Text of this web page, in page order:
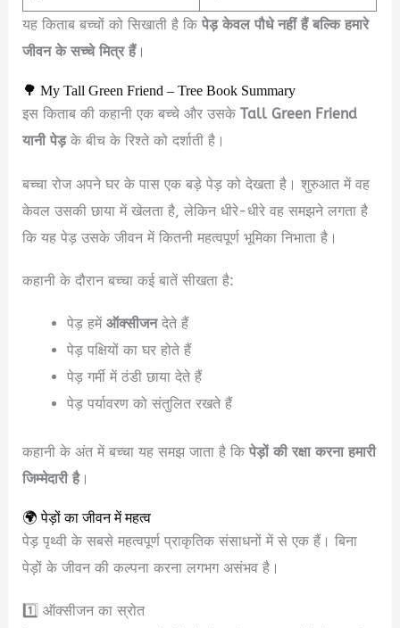
यह किताब बच्चों को सिखाती है किपेड़ केवल पौधे नहीं हैं बल्कि हमारे
जीवन के सच्चे मित्र हैं।
🌳 My Tall Green Friend – Tree Book Summary
इस किताब की कहानी एक बच्चे और उसकेTall Green Friend
यानी पेड़के बीच के रिश्ते को दर्शाती है।
बच्चा रोज अपने घर के पास एक बड़े पेड़ को देखता है। शुरुआत में वह
केवल उसकी छाया में खेलता है, लेकिन धीरे-धीरे वह समझने लगता है
कि यह पेड़ उसके जीवन में कितनी महत्वपूर्ण भूमिका निभाता है।
कहानी के दौरान बच्चा कई बातें सीखता है:
पेड़ हमें ऑक्सीजनदेते हैं
पेड़ पक्षियों का घर होते हैं
पेड़ गर्मी में ठंडी छाया देते हैं
पेड़ पर्यावरण को संतुलित रखते हैं
कहानी के अंत में बच्चा यह समझ जाता है किपेड़ों की रक्षा करना हमारी
जिम्मेदारी है।
🌍 पेड़ों का जीवन में महत्व
पेड़ पृथ्वी के सबसे महत्वपूर्ण प्राकृतिक संसाधनों में से एक हैं। बिना
पेड़ों के जीवन की कल्पना करना लगभग असंभव है।
1️⃣ ऑक्सीजन का स्रोत